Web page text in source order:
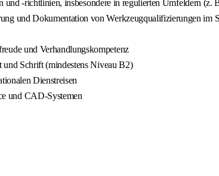
und -richtlinien, insbesondere in regulierten Umfeldern (z.
und Dokumentation von Werkzeugqualifizierungen im
und Verhandlungskompetenz
und Schrift (mindestens Niveau B2)
Dienstreisen
und CAD‑Systemen